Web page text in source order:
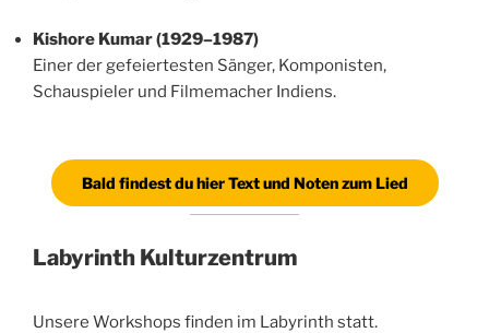
Kishore Kumar (1929–1987)
Einer der gefeiertesten Sänger, Komponisten,
Schauspieler und Filmemacher Indiens.
Bald findest du hier Text und Noten zum Lied
Labyrinth Kulturzentrum
Unsere Workshops finden im Labyrinth statt.